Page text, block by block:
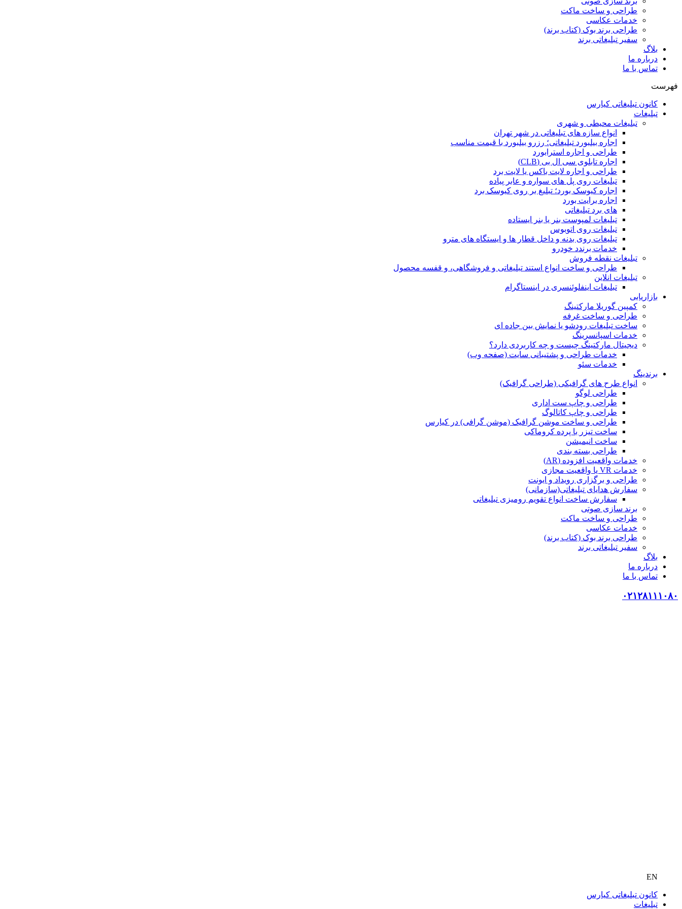
طراحی و ساخت ماکت
خدمات عکاسی
طراحی برند بوک (کتاب برند)
سفیر تبلیغاتی برند
بلاگ
درباره ما
تماس با ما
فهرست
کانون تبلیغاتی کیارس
تبلیغات
تبلیغات محیطی و شهری
انواع سازه‌ های تبلیغاتی در شهر تهران
اجاره بیلبورد تبلیغاتی؛ رزرو بیلبورد با قیمت مناسب
طراحی و اجاره استرابورد
اجاره تابلوی سی ال بی (CLB)
طراحی و اجاره لایت باکس یا لایت برد
تبلیغات روی پل های سواره و عابر پیاده
اجاره کیوسک بورد؛ تبلیغ بر روی کیوسک برد
اجاره برایت بورد
های برد تبلیغاتی
تبلیغات لمپوست بنر یا بنر ایستاده
تبلیغات روی اتوبوس
تبلیغات روی بدنه و داخل قطار ها و ایستگاه های مترو
خدمات برندد خودرو
تبلیغات نقطه فروش
طراحی و ساخت انواع استند تبلیغاتی و فروشگاهی، و قفسه محصول
تبلیغات انلاین
تبلیغات اینفلوئنسری در اینستاگرام
بازاریابی
کمپین گوریلا مارکتینگ
طراحی و ساخت غرفه
ساخت تبلیغات رودشو یا نمایش بین جاده ای
خدمات اسپانسرینگ
دیجیتال مارکتینگ چیست و چه کاربردی دارد؟
خدمات طراحی و پشتیبانی سایت (صفحه وب)
خدمات سئو
برندینگ
انواع طرح های گرافیکی (طراحی گرافیک)
طراحی لوگو
طراحی و چاپ ست اداری
طراحی و چاپ کاتالوگ
طراحی و ساخت موشن گرافیک (موشن گرافی) در کیارس
ساخت تیزر با پرده کروماکی
ساخت انیمیشن
طراحی بسته بندی
خدمات واقعیت افزوده (AR)
خدمات VR یا واقعیت مجازی
طراحی و برگزاری رویداد و ایونت
سفارش هدایای تبلیغاتی(سازمانی)
سفارش ساخت انواع تقویم رومیزی تبلیغاتی
برند سازی صوتی
طراحی و ساخت ماکت
خدمات عکاسی
طراحی برند بوک (کتاب برند)
سفیر تبلیغاتی برند
بلاگ
درباره ما
تماس با ما
۰۲۱۲۸۱۱۱۰۸۰
EN
کانون تبلیغاتی کیارس
تبلیغات